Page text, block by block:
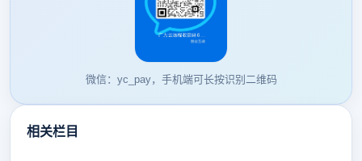
微信：yc_pay，手机端可长按识别二维码
相关栏目